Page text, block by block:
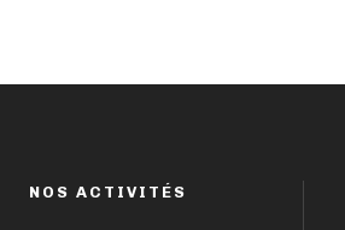
NOS ACTIVITÉS